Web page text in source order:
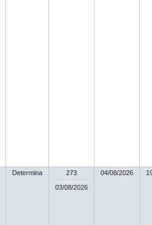
Determina
273
03/08/2026
04/08/2026